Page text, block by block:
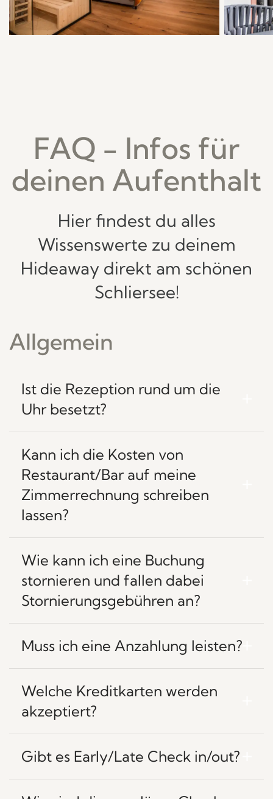
FAQ - Infos für
deinen Aufenthalt
Hier findest du alles
Wissenswerte zu deinem
Hideaway direkt am schönen
Schliersee!
Allgemein
Ist die Rezeption rund um die
Uhr besetzt?
Kann ich die Kosten von
Restaurant/Bar auf meine
Zimmerrechnung schreiben
lassen?
Wie kann ich eine Buchung
stornieren und fallen dabei
Stornierungsgebühren an?
Muss ich eine Anzahlung leisten?
Welche Kreditkarten werden
akzeptiert?
Gibt es Early/Late Check in/out?